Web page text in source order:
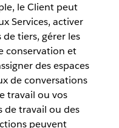
le Client peut
Services, activer
tiers, gérer les
conservation et
des espaces
de conversations
travail ou vos
de travail ou des
peuvent